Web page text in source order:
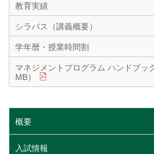
教育実績
シラバス（講義概要）
学年暦・授業時間割
マネジメントプログラム ハンドブッ
MB）
概要
入試情報